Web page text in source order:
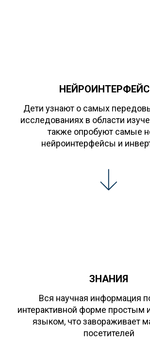
Дети узнают о самых
исследованиях в области
также опробуют самые
нейроинтерфейсы и
ЗНАНИЯ
Вся научная информация
интерактивной форме простым
языком, что завораживает
посетителей